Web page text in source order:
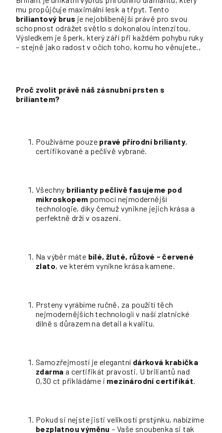
mu propůjčuje maximální lesk a třpyt. Tento
briliantový brus je nejoblíbenější právě pro svou
schopnost odrážet světlo s dokonalou intenzitou.
Výsledkem je šperk, který září při každém pohybu ruky
– stejně jako radost v očích toho, komu ho věnujete.,
Proč zvolit právě náš zásnubní prsten s
briliantem?
Používáme pouze pravé přírodní brilianty,
certifikované a pečlivě vybrané.
Všechny brilianty pečlivě fasujeme pod
mikroskopem pomocí nejmodernější
technologie, díky čemuž vynikne jejich krása a
perfektně drží v osazení.
Na výběr máte bílé, žluté, růžové - červené
zlato, ve kterém vynikne krása kamene.
Prsteny vyrábíme ručně, za použití těch
nejmodernějších technologií v naší zlatnické
dílně s důrazem na detail a kvalitu.
Samozřejmostí je elegantní dárková krabička
zdarma a certifikát pravosti. U briliantů nad
0,30 ct přikládáme i mezinárodní certifikát.
Pokud si nejste jisti velikostí prstýnku, nabízíme
bezplatnou výměnu – Vaše snoubenka si tak